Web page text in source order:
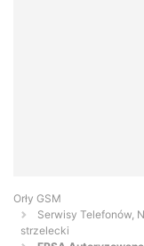
Orły GSM
Serwisy Telefonów,
strzelecki